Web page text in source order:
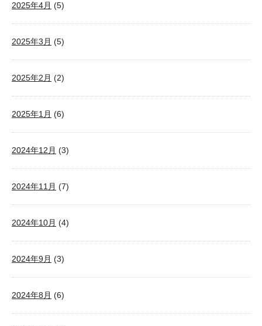
2025年4月 (5)
2025年3月 (5)
2025年2月 (2)
2025年1月 (6)
2024年12月 (3)
2024年11月 (7)
2024年10月 (4)
2024年9月 (3)
2024年8月 (6)